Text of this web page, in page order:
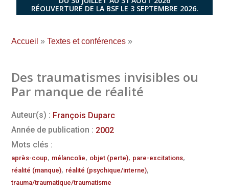
RÉOUVERTURE DE LA BSF LE 3 SEPTEMBRE 2026.
Accueil » Textes et conférences »
Des traumatismes invisibles ou
Par manque de réalité
Auteur(s) : François Duparc
Année de publication : 2002
Mots clés :
après-coup, mélancolie, objet (perte), pare-excitations,
réalité (manque), réalité (psychique/interne),
trauma/traumatique/traumatisme